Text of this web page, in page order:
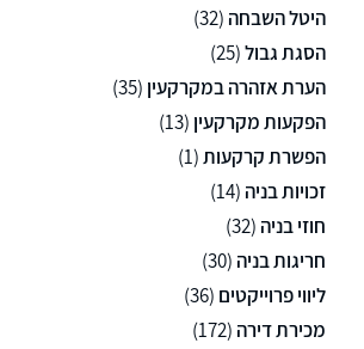
היטל השבחה (32)
הסגת גבול(25)
הערת אזהרה במקרקעין (35)
הפקעות מקרקעין (13)
הפשרת קרקעות(1)
זכויות בניה (14)
חוזי בניה (32)
חריגות בניה (30)
ליווי פרוייקטים (36)
מכירת דירה (172)